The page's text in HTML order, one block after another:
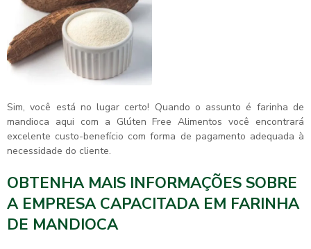
Sim, você está no lugar certo! Quando o assunto é farinha de
mandioca aqui com a Glúten Free Alimentos você encontrará
excelente custo-benefício com forma de pagamento adequada à
necessidade do cliente.
OBTENHA MAIS INFORMAÇÕES SOBRE
A EMPRESA CAPACITADA EM FARINHA
DE MANDIOCA